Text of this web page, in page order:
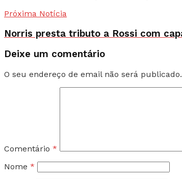
Próxima Notícia
Norris presta tributo a Rossi com
Deixe um comentário
O seu endereço de email não será publicado.
Comentário *
Nome *